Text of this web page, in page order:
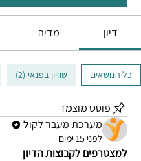
דיון מדיה
כל הנושאים שוויון בפנאי (2)
פוסט מוצמד
מערכת מעבר לקול
לפני 15 ימים
למצטרפים לקבוצות הדיון